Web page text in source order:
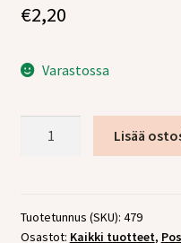
€2,20
Varastossa
sinä
määrä
Lisää
Tuotetunnus (SKU): 479
Osastot: Kaikki tuotteet,